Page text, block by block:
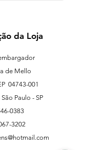
da Loja
de Mello
04743-001
Paulo - SP
0383
3202